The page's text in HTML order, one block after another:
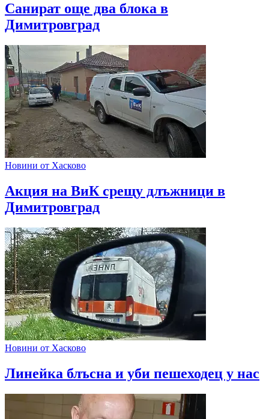
Санират още два блока в
Димитровград
Новини от Хасково
Акция на ВиК срещу длъжници в
Димитровград
Новини от Хасково
Линейка блъсна и уби пешеходец у нас